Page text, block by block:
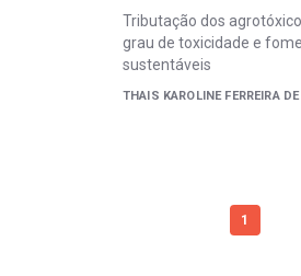
Tributação dos
grau de toxicidade e
sustentáveis
THAIS KAROLINE FERREIRA
1